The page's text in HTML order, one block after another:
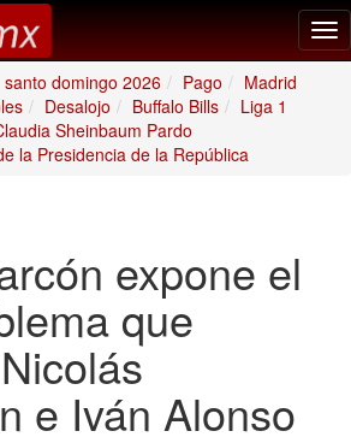
santo domingo 2026 Pago
Madrid
Desalojo Buffalo Bills
Liga 1
Sheinbaum Pardo
la Presidencia de la República
expone el
que
e Iván Alonso